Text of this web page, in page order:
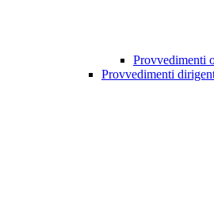
Provvedimenti
Provvedimenti